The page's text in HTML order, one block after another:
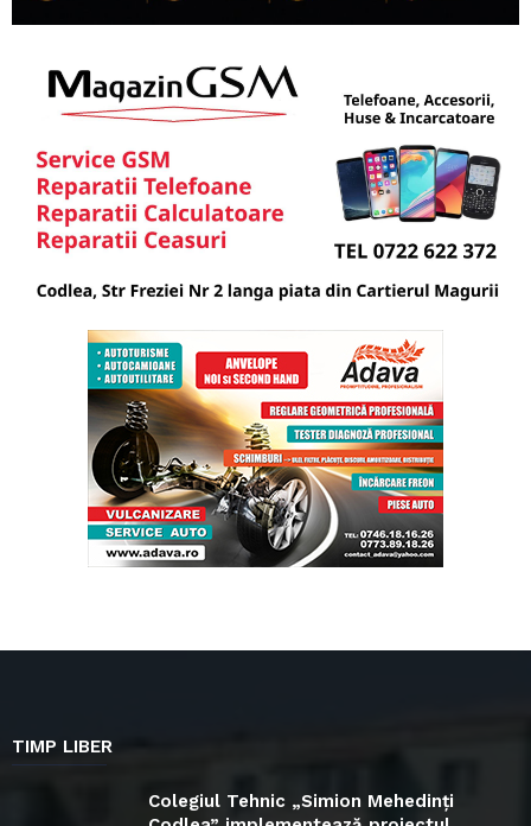
TIMP LIBER
Colegiul Tehnic „Simion Mehedinți